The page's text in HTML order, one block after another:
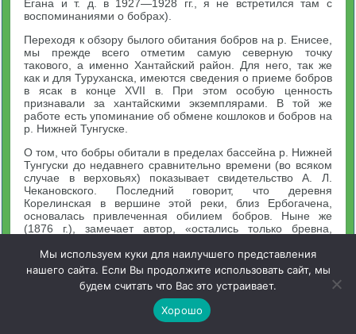
Егана и т. д. в 1927—1928 гг., я не встретился там с
воспоминаниями о бобрах).
Переходя к обзору былого обитания бобров на р. Енисее,
мы прежде всего отметим самую северную точку
такового, а именно Хантайский район. Для него, так же
как и для Туруханска, имеются сведения о приеме бобров
в ясак в конце XVII в. При этом особую ценность
признавали за хантайскими экземплярами. В той же
работе есть упоминание об обмене кошлоков и бобров на
р. Нижней Тунгуске.
О том, что бобры обитали в пределах бассейна р. Нижней
Тунгуски до недавнего сравнительно времени (во всяком
случае в верховьях) показывает свидетельство А. Л.
Чекановского. Последний говорит, что деревня
Корелинская в вершине этой реки, близ Ербогачена,
основалась привлеченная обилием бобров. Ныне же
(1876 г.), замечает автор, «остались только бревна,
исчезновение их произошло не ранее половины
прошлого столетия. Прекрасно знающий район верховьев
р. Нижней Тунгуски Н. Н. Скалой сообщил мне, что в
местах, описанных А. Л. Чекановским, существуют две
речки — Б. и М. Хаталанда, в переводе на русский язык
«Бобровки», но память о бобрах не сохранилась среди
Мы используем куки для наилучшего представления
нашего сайта. Если Вы продолжите использовать сайт, мы
будем считать что Вас это устраивает.
Хорошо